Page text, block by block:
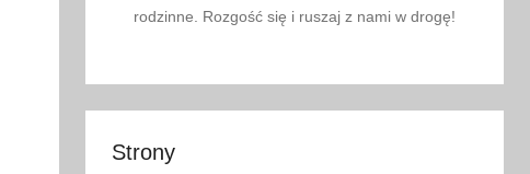
rodzinne. Rozgość się i ruszaj z nami w drogę!
Strony